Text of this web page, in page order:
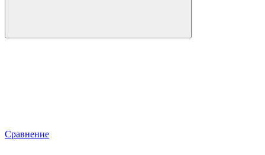
Сравнение